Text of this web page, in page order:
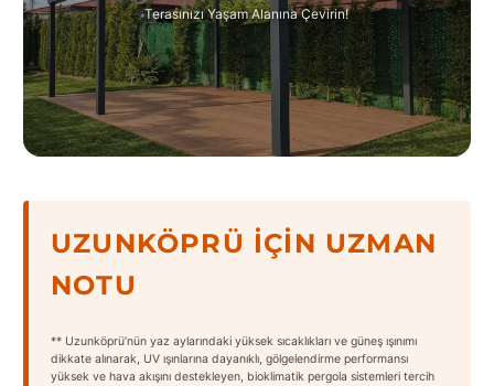
Terasınızı Yaşam Alanına Çevirin!
UZUNKÖPRÜ İÇIN UZMAN
NOTU
** Uzunköprü’nün yaz aylarındaki yüksek sıcaklıkları ve güneş ışınımı
dikkate alınarak, UV ışınlarına dayanıklı, gölgelendirme performansı
yüksek ve hava akışını destekleyen, bioklimatik pergola sistemleri tercih
Switzerland
Turkey
United
States
Tüm
Adana